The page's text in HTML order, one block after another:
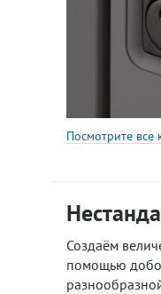
Посмотрите
Создаём
помощью